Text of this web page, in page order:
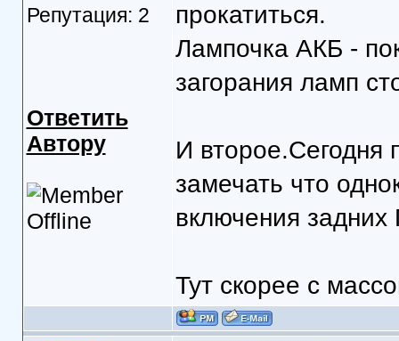
Репутация: 2
Ответить
Автору
прокатиться.
Лампочка АКБ -
загорания ламп
И второе.Сегодня
замечать что
включения
Тут скорее с